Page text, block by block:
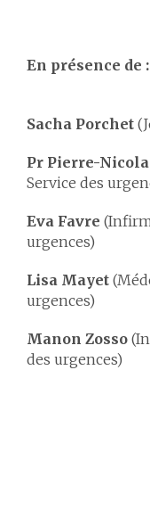
En présence de :
Sacha Porchet
Pr Pierre-
Service des
Eva Favre
urgences)
Lisa Mayet
urgences)
Manon Zosso
des urgences)